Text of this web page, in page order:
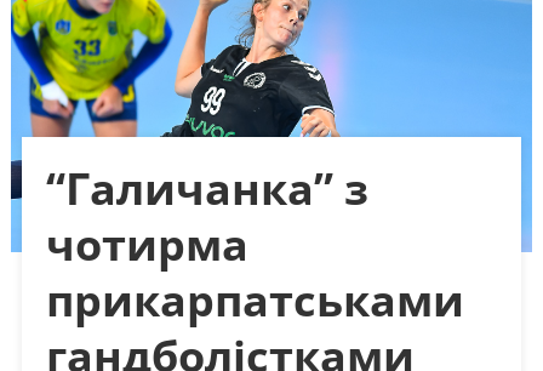
“Галичанка” з
чотирма
прикарпатськами
гандболістками